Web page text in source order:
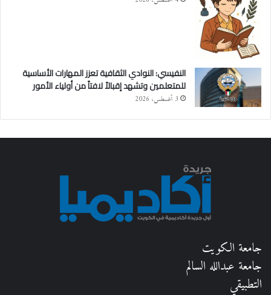
النفيسي: النوادي الثقافية تعزز المهارات الأساسية
للمتعلمين وتشهد إقبالاً لافتاً من أولياء الأمور
3 أغسطس، 2026
جامعة الكويت
جامعة عبدالله السالم
التطبيقي